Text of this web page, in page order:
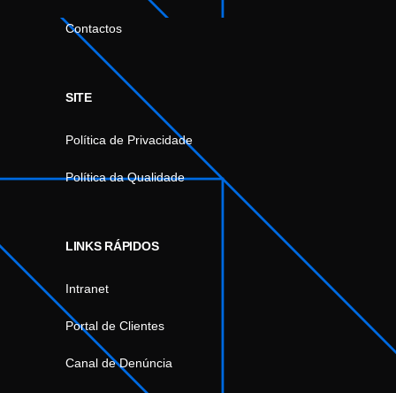
Contactos
SITE
Política de Privacidade
Política da Qualidade
LINKS RÁPIDOS
Intranet
Portal de Clientes
Canal de Denúncia